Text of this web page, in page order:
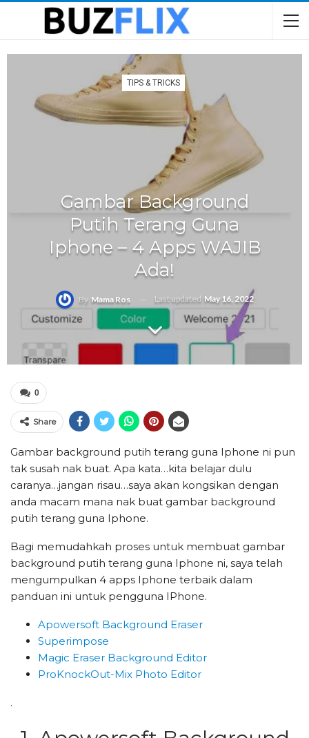
TIPS & TRICKS
Gambar Background
Putih Terang Guna
Iphone – 4 Apps WAJIB
Ada!
By Mama Ros Last updated May 16, 2022
0
Share
Gambar background putih terang guna Iphone ni pun
tak susah nak buat. Apa kata…kita belajar dulu
caranya…jangan risau…saya akan kongsikan dengan
anda macam mana nak buat gambar background
putih terang guna Iphone.
Bagi memudahkah proses untuk membuat gambar
background putih terang guna Iphone ni, saya telah
mengumpulkan 4 apps Iphone terbaik dalam
panduan ini untuk pengguna IPhone.
Apowersoft Background Eraser
Superimpose
Magic Eraser Background Editor
ProKnockOut-Mix Photo Editor
.